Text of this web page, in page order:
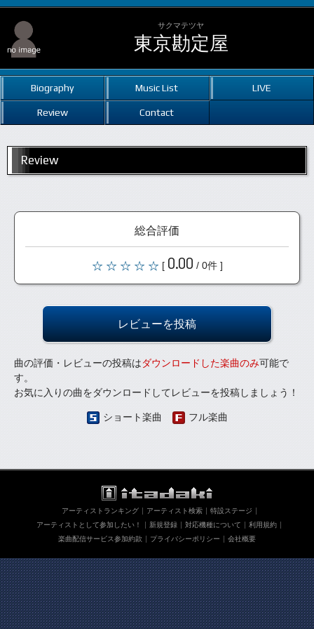
サクマテツヤ
東京勘定屋
Biography Music List LIVE
Review Contact
Review
総合評価
[ 0.00 / 0件 ]
レビューを投稿
曲の評価・レビューの投稿はダウンロードした楽曲のみ可能で
す。
お気に入りの曲をダウンロードしてレビューを投稿しましょう！
ショート楽曲 フル楽曲
アーティストランキング アーティスト検索
特設ステージ
アーティストとして参加したい！
新規登録 対応機種について
利用規約
楽曲配信サービス参加約款
プライバシーポリシー 会社概要